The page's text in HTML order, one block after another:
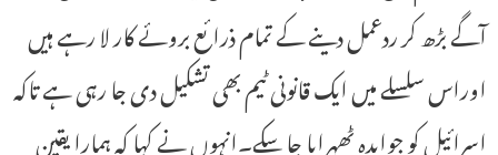
آگے بڑھ کر ردعمل دینے کے تمام ذرائع بروئے کار لا رہے ہیں
اوراس سلسلے میں ایک قانونی ٹیم بھی تشکیل دی جا رہی ہے تاکہ
اسرائیل کو جوابدہ ٹھہرایا جا سکے۔انہوں نے کہا کہ ہمارا یقین